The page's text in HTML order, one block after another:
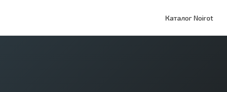
Каталог Noirot